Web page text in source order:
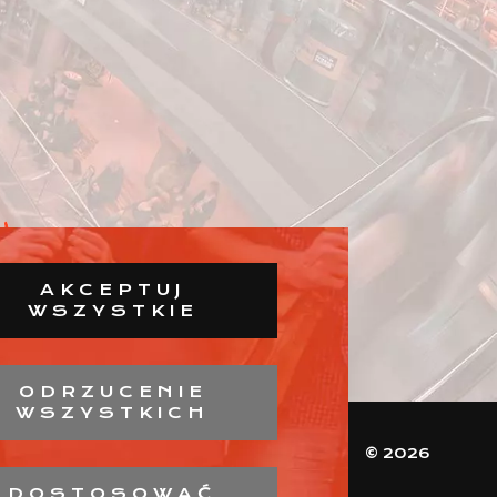
© 2026
AKCEPTUJ
WSZYSTKIE
ODRZUCENIE
WSZYSTKICH